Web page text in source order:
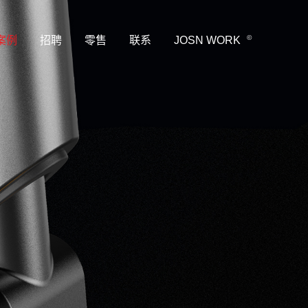
例 招聘 零售 联系 JOSN WORK ©